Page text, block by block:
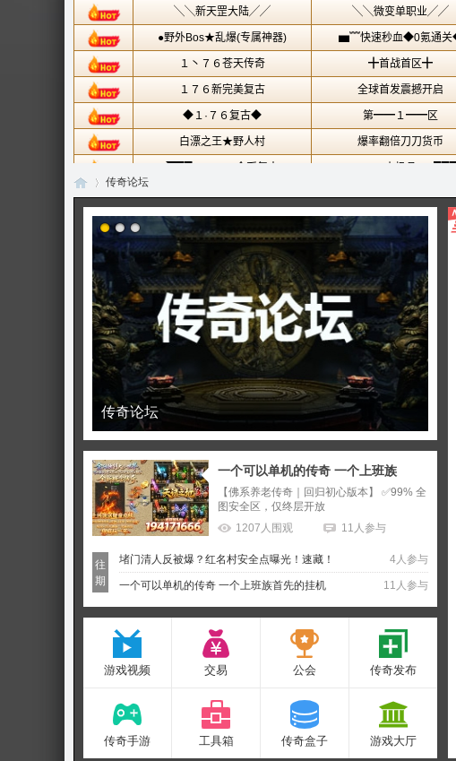
奇
论
»
传奇论坛
传奇论坛与社区介绍
一个可以单机的传奇 一个上班族
【佛系养老传奇｜回归初心版本】 ✅99% 全
图安全区，仅终层开放
1207 人围观 11 人参与
往
期
堵门清人反被爆？红名村安全点曝光！速藏！ 4人参与
一个可以单机的传奇 一个上班族首先的挂机 11 人参与
游戏视频 交易 公会 传奇发布
传奇手游 工具箱 传奇盒子 游戏大厅